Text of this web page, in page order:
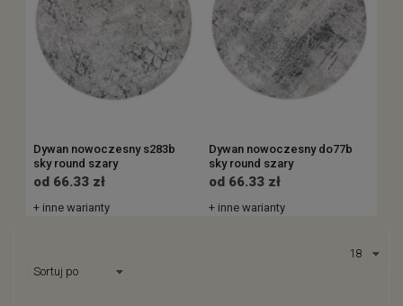
Dywan nowoczesny s283b
sky round szary
od 66.33 zł
+ inne warianty
Dywan nowoczesny do77b
sky round szary
od 66.33 zł
+ inne warianty